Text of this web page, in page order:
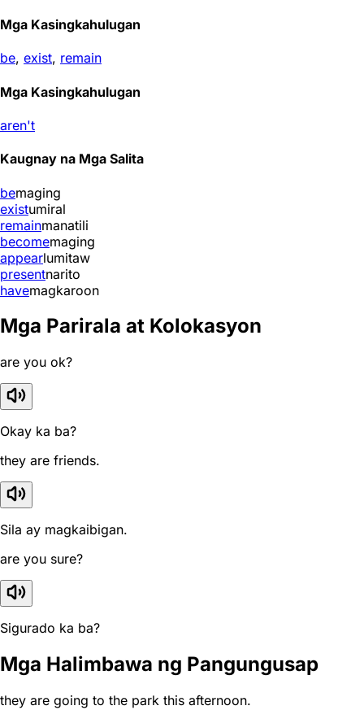
Mga Kasingkahulugan
be, exist, remain
Mga Kasingkahulugan
aren't
Kaugnay na Mga Salita
bemaging
existumiral
remainmanatili
becomemaging
appearlumitaw
presentnarito
havemagkaroon
Mga Parirala at Kolokasyon
are you ok?
Okay ka ba?
they are friends.
Sila ay magkaibigan.
are you sure?
Sigurado ka ba?
Mga Halimbawa ng Pangungusap
they are going to the park this afternoon.